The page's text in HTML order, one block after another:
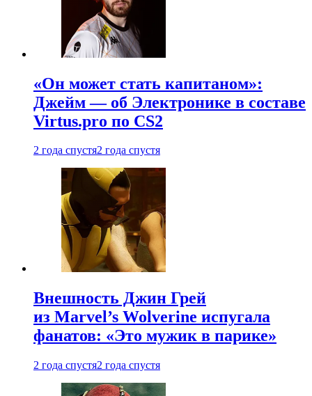
«Он может стать капитаном»:
Джейм — об Электронике в составе
Virtus.pro по CS2
2 года спустя2 года спустя
Внешность Джин Грей
из Marvel’s Wolverine испугала
фанатов: «Это мужик в парике»
2 года спустя2 года спустя